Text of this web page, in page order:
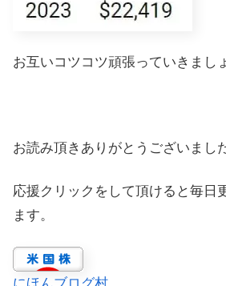
お互いコツコツ頑張っていきまし
お読み頂きありがとうございまし
応援クリックをして頂けると毎日
ます。